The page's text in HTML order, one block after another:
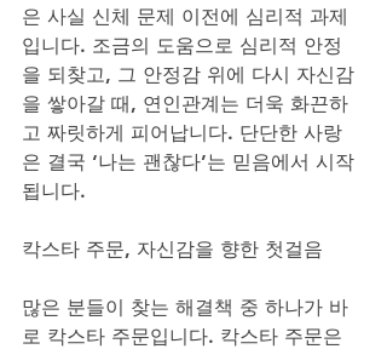
은 사실 신체 문제 이전에 심리적 과제
입니다. 조금의 도움으로 심리적 안정
을 되찾고, 그 안정감 위에 다시 자신감
을 쌓아갈 때, 연인관계는 더욱 화끈하
고 짜릿하게 피어납니다. 단단한 사랑
은 결국 ‘나는 괜찮다’는 믿음에서 시작
됩니다.
칵스타 주문, 자신감을 향한 첫걸음
많은 분들이 찾는 해결책 중 하나가 바
로 칵스타 주문입니다. 칵스타 주문은